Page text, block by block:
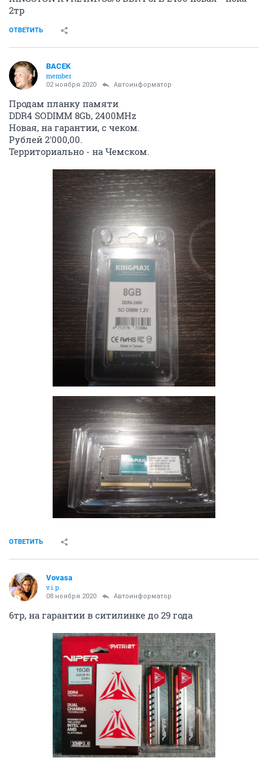
2тр
ОТВЕТИТЬ
BACEK
member
02 ноября 2020 Автоинформатор
Продам планку памяти
DDR4 SODIMM 8Gb, 2400MHz
Новая, на гарантии, с чеком.
Рублей 2'000,00.
Территориально - на Чемском.
ОТВЕТИТЬ
Vovasa
v.i.p.
08 ноября 2020 Автоинформатор
6тр, на гарантии в ситилинке до 29 года